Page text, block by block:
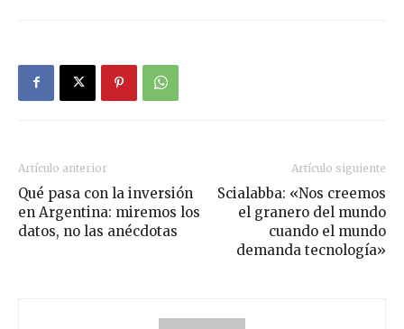
Artículo anterior
Qué pasa con la inversión
en Argentina: miremos los
datos, no las anécdotas
Artículo siguiente
Scialabba: «Nos creemos
el granero del mundo
cuando el mundo
demanda tecnología»